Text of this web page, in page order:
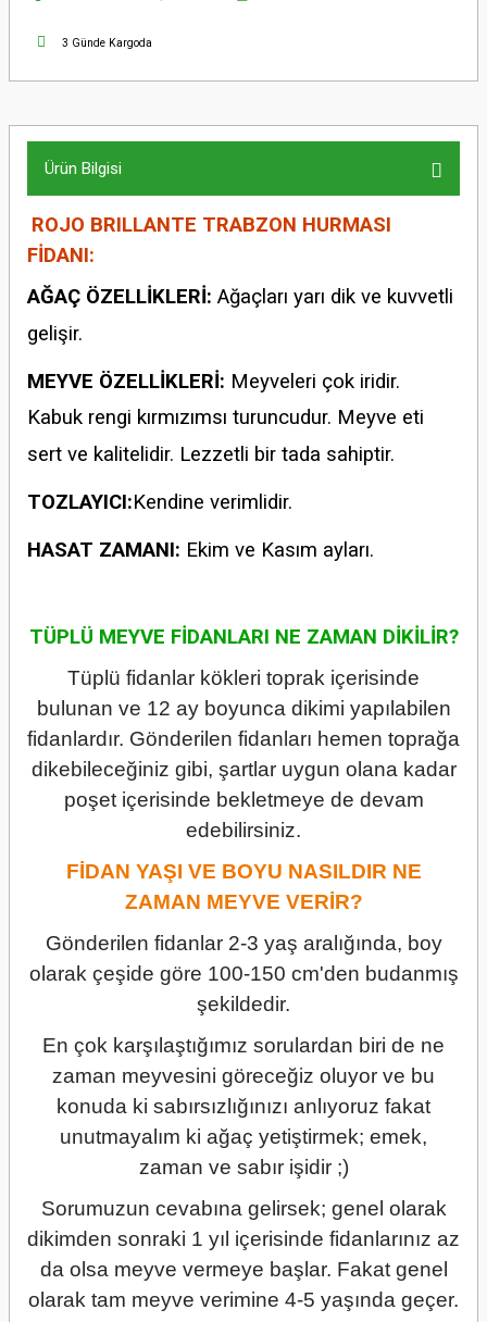
3 Günde Kargoda
Ürün Bilgisi
ROJO BRILLANTE TRABZON HURMASI
FİDANI:
AĞAÇ ÖZELLİKLERİ: Ağaçları yarı dik ve kuvvetli
gelişir.
MEYVE ÖZELLİKLERİ: Meyveleri çok iridir.
Kabuk rengi kırmızımsı turuncudur. Meyve eti
sert ve kalitelidir. Lezzetli bir tada sahiptir.
TOZLAYICI:Kendine verimlidir.
HASAT ZAMANI: Ekim ve Kasım ayları.
TÜPLÜ MEYVE FİDANLARI NE ZAMAN DİKİLİR?
Tüplü fidanlar kökleri toprak içerisinde
bulunan ve 12 ay boyunca dikimi yapılabilen
fidanlardır. Gönderilen fidanları hemen toprağa
dikebileceğiniz gibi, şartlar uygun olana kadar
poşet içerisinde bekletmeye de devam
edebilirsiniz.
FİDAN YAŞI VE BOYU NASILDIR NE
ZAMAN MEYVE VERİR?
Gönderilen fidanlar 2-3 yaş aralığında, boy
olarak çeşide göre 100-150 cm'den budanmış
şekildedir.
En çok karşılaştığımız sorulardan biri de ne
zaman meyvesini göreceğiz oluyor ve bu
konuda ki sabırsızlığınızı anlıyoruz fakat
unutmayalım ki ağaç yetiştirmek; emek,
zaman ve sabır işidir ;)
Sorumuzun cevabına gelirsek; genel olarak
dikimden sonraki 1 yıl içerisinde fidanlarınız az
da olsa meyve vermeye başlar. Fakat genel
olarak tam meyve verimine 4-5 yaşında geçer.